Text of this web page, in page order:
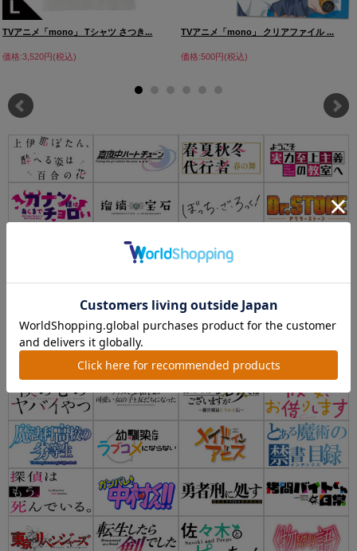
TVアニメ「mono」 Tシャツ さつき...
価格:3,520円(税込)
TVアニメ「mono」 クリアファイル ...
価格:500円(税込)